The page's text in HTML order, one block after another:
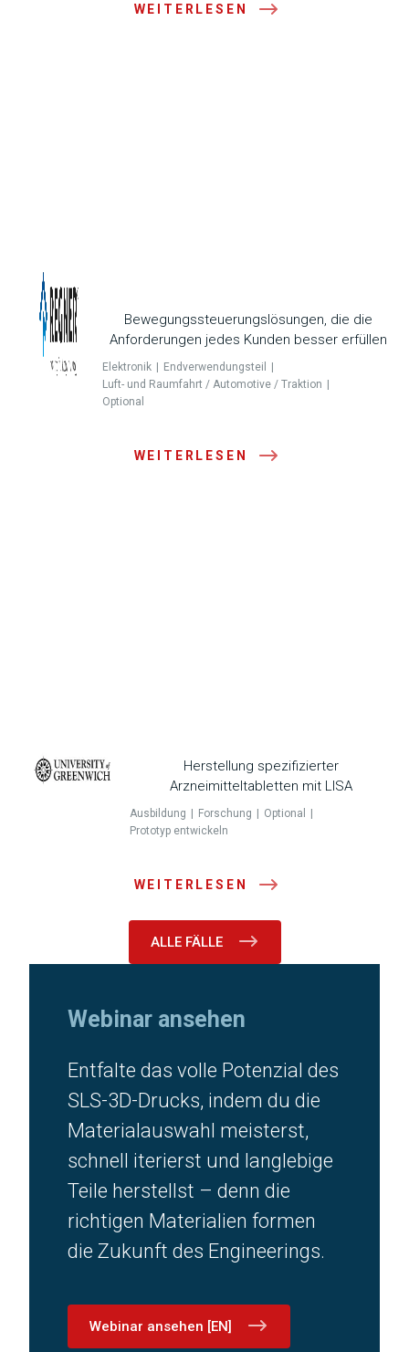
WEITERLESEN
Bewegungssteuerungslösungen, die die
Anforderungen jedes Kunden besser erfüllen
Elektronik
Endverwendungsteil
Luft- und Raumfahrt / Automotive / Traktion
Optional
WEITERLESEN
Herstellung spezifizierter
Arzneimitteltabletten mit LISA
Ausbildung Forschung
Optional
Prototyp entwickeln
WEITERLESEN
ALLE FÄLLE
Webinar ansehen
Entfalte das volle Potenzial des
SLS-3D-Drucks, indem du die
Materialauswahl meisterst,
schnell iterierst und langlebige
Teile herstellst – denn die
richtigen Materialien formen
die Zukunft des Engineerings.
Webinar ansehen [EN]